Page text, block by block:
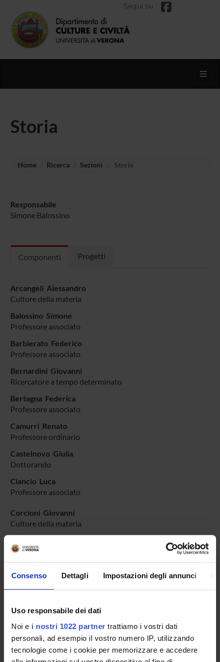
Consenso Dettagli Impostazioni degli annunci
Uso responsabile dei dati
Noi e i nostri 1022 partner trattiamo i vostri dati
personali, ad esempio il vostro numero IP, utilizzando
tecnologie come i cookie per memorizzare e accedere
Segui su
Storia
Home Ricerca Sezioni Storia
Responsabile
Simone Balossino
Componenti Progetti
Arcangeli Alessandro
Cultore della materia
Balossino Simone
Professore associato
Barbierato Federico
Professore associato
Bernardini Giovanni
Ricercatore a tempo determinato
Bertagna Federica
Professore associato
Camurri Renato
Professore ordinario
Castelnovo Giulia
Dottorando
Ciancio Luca
Professore associato
Corcioni Giovanni
Cultore della materia
Professore associato
Professore associato
Professore associato
Romagnani Gian Paolo
Professore ordinario
Rossi Mariaclara